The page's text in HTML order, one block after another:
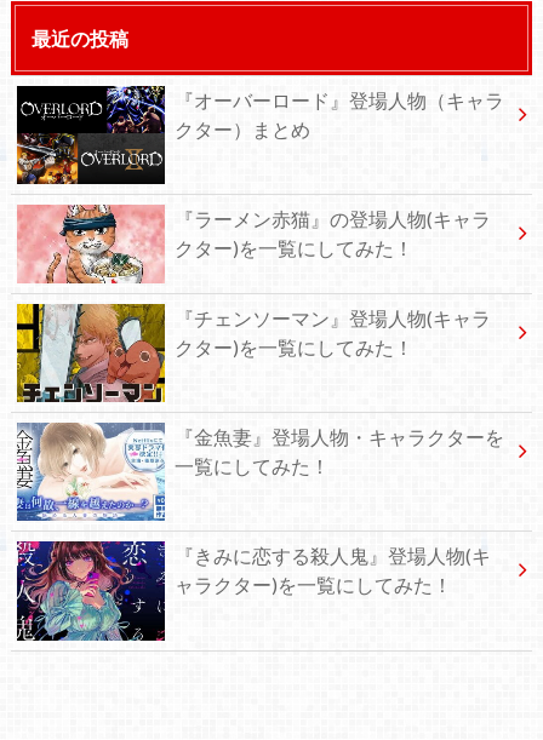
最近の投稿
『オーバーロード』登場人物（キャラ
クター）まとめ
『ラーメン赤猫』の登場人物(キャラ
クター)を一覧にしてみた！
『チェンソーマン』登場人物(キャラ
クター)を一覧にしてみた！
『金魚妻』登場人物・キャラクターを
一覧にしてみた！
『きみに恋する殺人鬼』登場人物(キ
ャラクター)を一覧にしてみた！